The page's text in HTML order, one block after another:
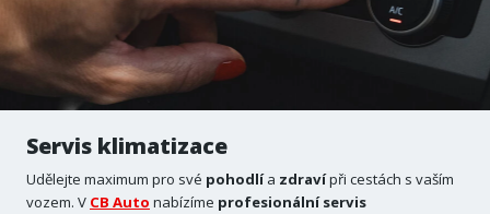
Servis klimatizace
Udělejte maximum pro své pohodlía zdravípři cestách s vaším
vozem. V CB Auto nabízíme profesionální servis